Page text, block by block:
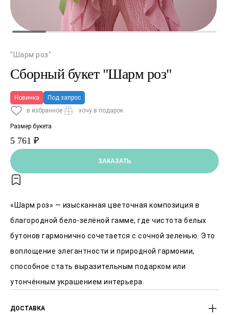
"Шарм роз"
Сборный букет "Шарм роз"
Новинка
Под запрос
в избранное
хочу в подарок
Размер букета
5 761 ₽
ЗАКАЗАТЬ
«Шарм роз» — изысканная цветочная композиция в
благородной бело‑зелёной гамме, где чистота белых
бутонов гармонично сочетается с сочной зеленью. Это
воплощение элегантности и природной гармонии,
способное стать выразительным подарком или
утончённым украшением интерьера.
ДОСТАВКА